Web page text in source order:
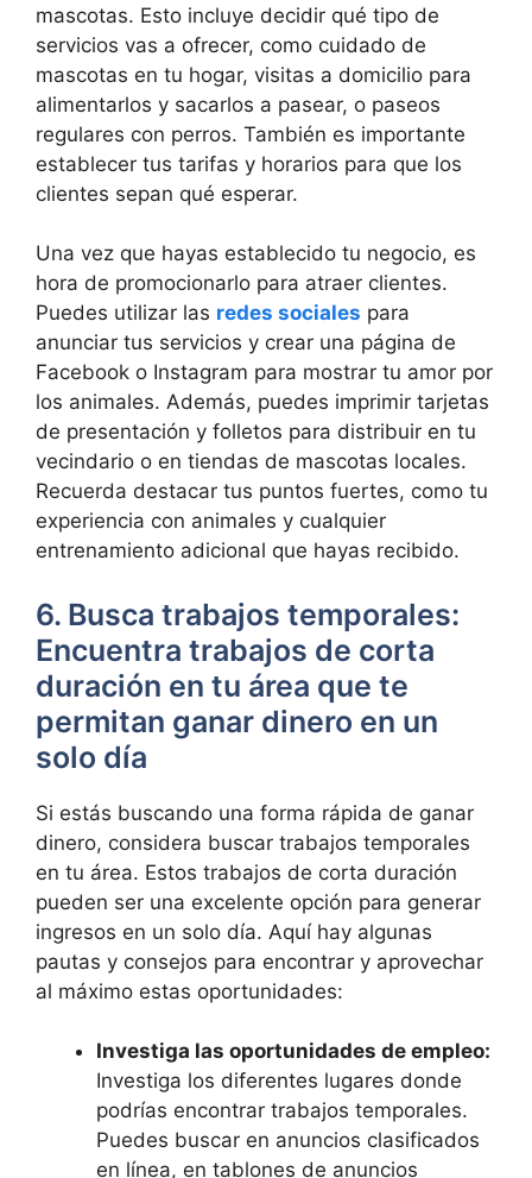
mascotas. Esto incluye decidir qué tipo de
servicios vas a ofrecer, como cuidado de
mascotas en tu hogar, visitas a domicilio para
alimentarlos y sacarlos a pasear, o paseos
regulares con perros. También es importante
establecer tus tarifas y horarios para que los
clientes sepan qué esperar.
Una vez que hayas establecido tu negocio, es
hora de promocionarlo para atraer clientes.
Puedes utilizar las redes sociales para
anunciar tus servicios y crear una página de
Facebook o Instagram para mostrar tu amor por
los animales. Además, puedes imprimir tarjetas
de presentación y folletos para distribuir en tu
vecindario o en tiendas de mascotas locales.
Recuerda destacar tus puntos fuertes, como tu
experiencia con animales y cualquier
entrenamiento adicional que hayas recibido.
6. Busca trabajos temporales:
Encuentra trabajos de corta
duración en tu área que te
permitan ganar dinero en un
solo día
Si estás buscando una forma rápida de ganar
dinero, considera buscar trabajos temporales
en tu área. Estos trabajos de corta duración
pueden ser una excelente opción para generar
ingresos en un solo día. Aquí hay algunas
pautas y consejos para encontrar y aprovechar
al máximo estas oportunidades:
Investiga las oportunidades de empleo:
Investiga los diferentes lugares donde
podrías encontrar trabajos temporales.
Puedes buscar en anuncios clasificados
en línea, en tablones de anuncios